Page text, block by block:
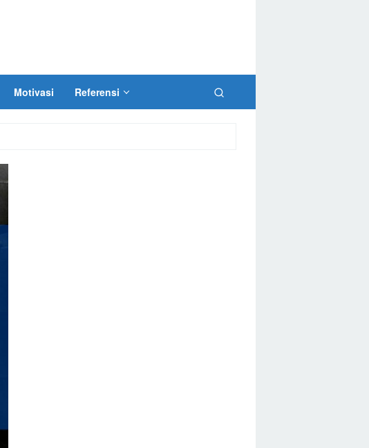
Motivasi Referensi